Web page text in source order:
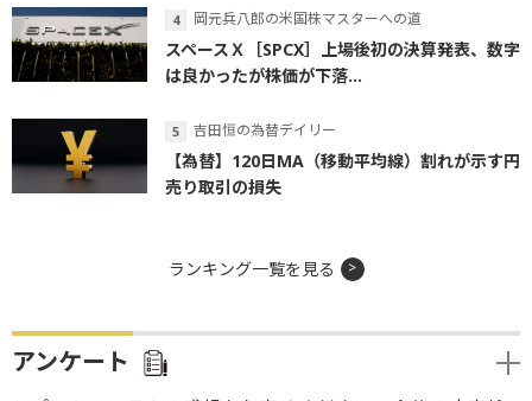
岡元兵八郎の米国株マスターへの道
スペースＸ［SPCX］上場後初の決算発表、数字
は良かったが株価が下落...
吉田恒の為替デイリー
【為替】120日MA（移動平均線）割れが示す円
売り取引の損失
ランキング一覧を見る
アンケート